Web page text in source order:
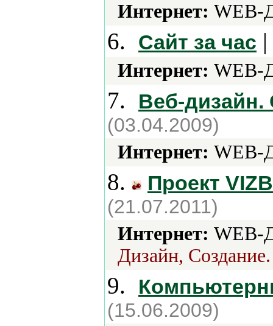
Интернет: WEB-
6. Сайт за час
Интернет: WEB-
7. Веб-дизайн.
(03.04.2009)
Интернет: WEB-
8. Проект
(21.07.2011)
Интернет: WEB-
Дизайн, Создание.
9.
(15.06.2009)